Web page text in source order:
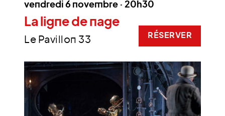
vendredi 6 novembre · 20h30
La ligne de nage
Le Pavillon 33 RÉSERVER